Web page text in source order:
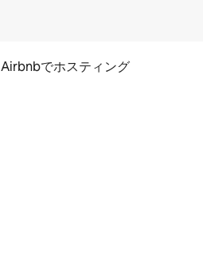
Airbnbでホスティング